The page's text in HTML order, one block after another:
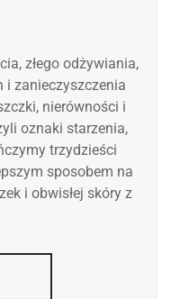
złego odżywiania,
i zanieczyszczenia
nierówności i
oznaki starzenia,
trzydzieści
sposobem na
i obwisłej skóry z